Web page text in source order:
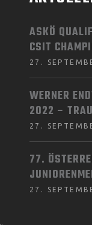
ASKÖ
CSIT
27.
WERNER
2022 –
27.
77.
27.